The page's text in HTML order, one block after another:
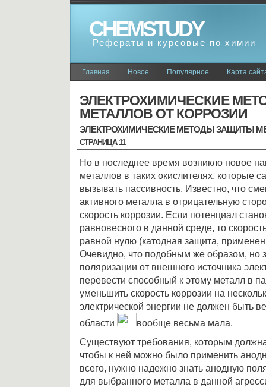
CHEMSTUDY
Рефераты и курсовые по химии
Главная Новое Популярное Карта
ЭЛЕКТРОХИМИЧЕСКИЕ
МЕТАЛЛОВ ОТ КОРРОЗИИ
ЭЛЕКТРОХИМИЧЕСКИЕ МЕТОДЫ ЗАЩИТЫ
СТРАНИЦА 11
Но в последнее время возникло новое
металлов в таких окислителях, которые
вызывать пассивность. Известно, что
активного металла в отрицательную
скорость коррозии. Если потенциал
равновесного в данной среде, то
равной нулю (катодная защита,
Очевидно, что подобным же образом, но
поляризации от внешнего источника
перевести способный к этому металл в
уменьшить скорость коррозии на
электрической энергии не должен быть
области
вообще весьма мала.
Существуют требования, которым
чтобы к ней можно было применить
всего, нужно надежно знать анодную
для выбранного металла в данной